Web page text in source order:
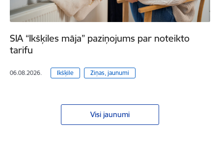
SIA “Ikšķiles māja” paziņojums par noteikto
tarifu
06.08.2026. Ikšķile Ziņas, jaunumi
Visi jaunumi